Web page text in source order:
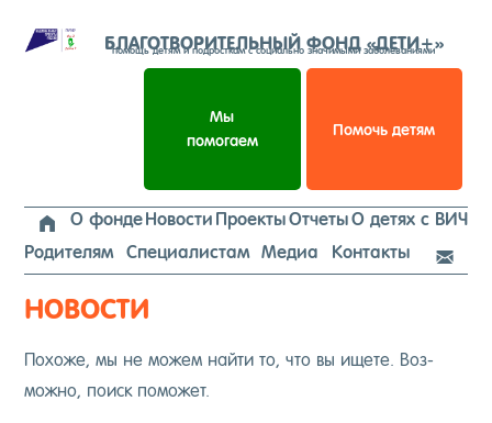
к
содержимому
БЛАГОТВОРИТЕЛЬНЫЙ ФОНД «ДЕТИ+»
помощь детям и подросткам с социально значимыми заболеваниями
Мы
помогаем
Помочь детям
 О фондеНовости ПроектыОтчетыО детях с ВИЧ
Родителям
Специалистам Медиа Контакты 
НОВОСТИ
По­хоже, мы не мо­жем най­ти то, что вы ище­те. Воз­
можно, по­иск по­может.